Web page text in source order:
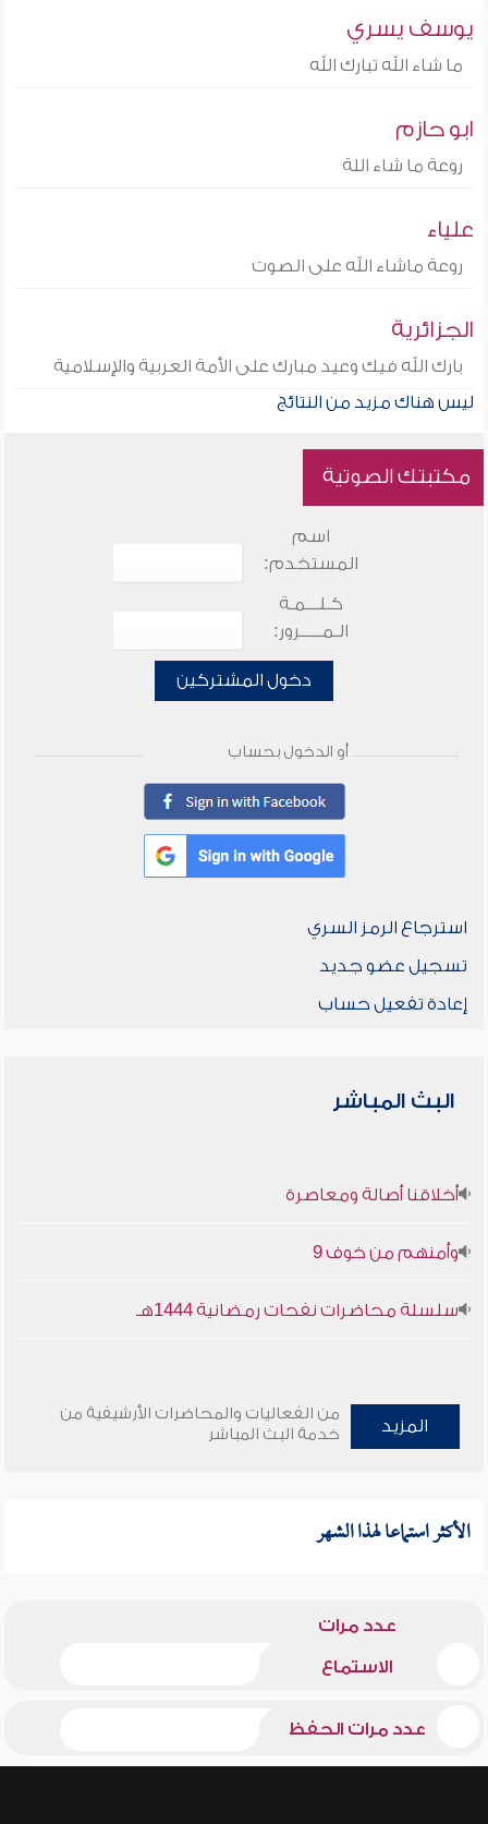
يوسف يسري
ما شاء الله تبارك الله
ابو حازم
روعة ما شاء اللة
علياء
روعة ماشاء الله على الصوت
الجزائرية
بارك الله فيك وعيد مبارك على الأمة العربية والإسلامية
ليس هناك مزيد من النتائج
مكتبتك الصوتية
اسم
المستخدم:
كـلـــمـة
الـمـــــرور:
دخول المشتركين
أو الدخول بحساب
استرجاع الرمز السري
تسجيل عضو جديد
إعادة تفعيل حساب
البث المباشر
أخلاقنا أصالة ومعاصرة
وأمنهم من خوف 9
سلسلة محاضرات نفحات رمضانية 1444هـ
المزيد
من الفعاليات والمحاضرات الأرشيفية من
خدمة البث المباشر
الأكثر استماعا لهذا الشهر
عدد مرات
الاستماع
عدد مرات الحفظ